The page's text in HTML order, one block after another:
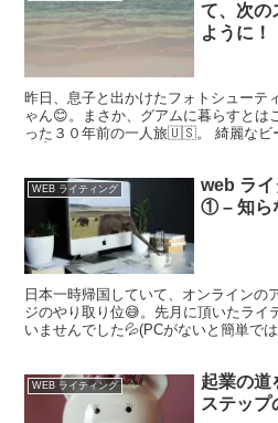
て、次の
ように！
昨日、息子と出かけたフォトシューテ
ゃん😊。まさか、グアムに暮らすとは
った３０年前の一人旅🇺🇸。 綺麗なビ
WEB ライティング
web ライ
① – 知ら
日本一時帰国していて、オンラインの
ジのやり取り位😅。先月に頂いたライ
いませんでした💦(PCがないと簡単で
WEB ライティング
起業の道
ステップ